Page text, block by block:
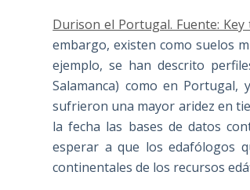
Durison el Portugal. Fuente:
embargo, existen como suelos
ejemplo, se han descrito
Salamanca) como en
sufrieron una mayor aridez en
la fecha las bases de datos
esperar a que los edafólogos
continentales de los recursos